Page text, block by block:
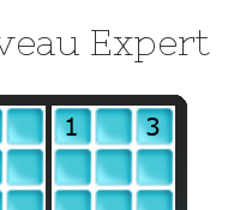
Expert